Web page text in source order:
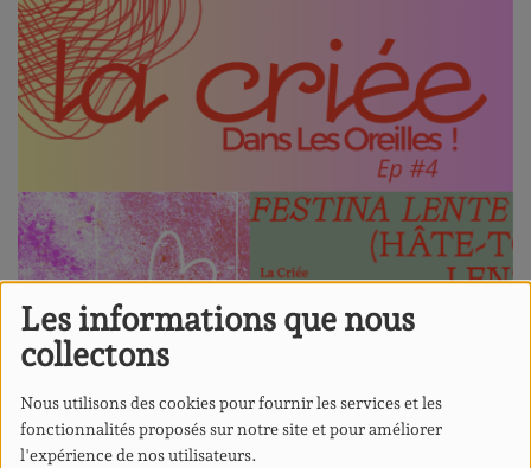
Les informations que nous
collectons
Nous utilisons des cookies pour fournir les services et les
fonctionnalités proposés sur notre site et pour améliorer
l'expérience de nos utilisateurs.